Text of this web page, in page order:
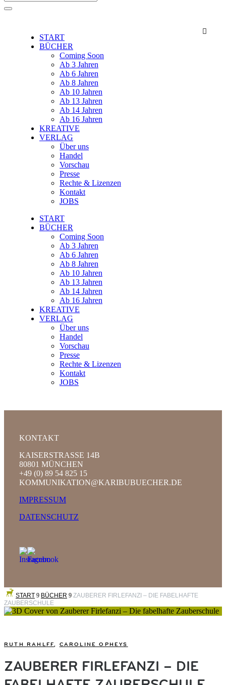

START
BÜCHER
Coming Soon
Ab 3 Jahren
Ab 6 Jahren
Ab 8 Jahren
Ab 10 Jahren
Ab 13 Jahren
Ab 14 Jahren
Ab 16 Jahren
KREATIVE
VERLAG
Über uns
Handel
Vorschau
Presse
Rechte & Lizenzen
Kontakt
JOBS
START
BÜCHER
Coming Soon
Ab 3 Jahren
Ab 6 Jahren
Ab 8 Jahren
Ab 10 Jahren
Ab 13 Jahren
Ab 14 Jahren
Ab 16 Jahren
KREATIVE
VERLAG
Über uns
Handel
Vorschau
Presse
Rechte & Lizenzen
Kontakt
JOBS
KONTAKT
KAISERSTRASSE 14B
80801 MÜNCHEN
+49 (0) 89 54 825 15
KOMMUNIKATION@KARIBUBUECHER.DE
IMPRESSUM
DATENSCHUTZ
START 9 BÜCHER 9 ZAUBERER FIRLEFANZI – DIE FABELHAFTE
ZAUBERSCHULE
RUTH RAHLFF, CAROLINE OPHEYS
ZAUBERER FIRLEFANZI – DIE